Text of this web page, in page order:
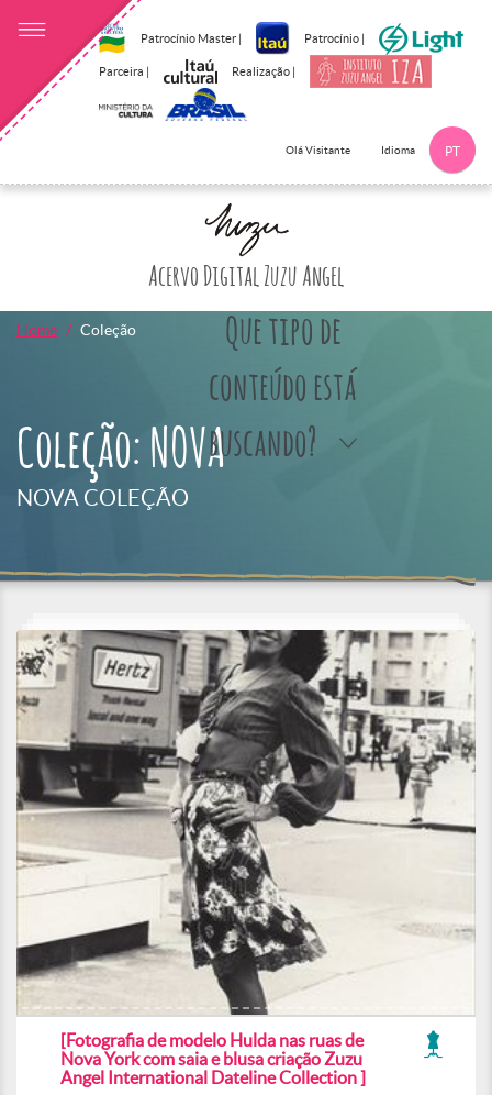
Patrocínio Master | Patrocínio |
Parceira | Realização |
Olá Visitante Idioma PT
Acervo Digital Zuzu Angel
Que tipo de
conteúdo está
buscando?
Home Coleção
Coleção: NOVA
NOVA COLEÇÃO
[Fotografia de modelo Hulda nas ruas de
Nova York com saia e blusa criação Zuzu
Angel International Dateline Collection ]